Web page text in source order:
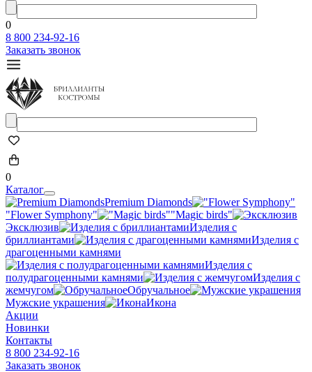
0
8 800 234-92-16
Заказать звонок
0
Каталог
Premium Diamonds
"Flower Symphony"
"Magic birds"
Эксклюзив
Изделия с
бриллиантами
Изделия с
драгоценными камнями
Изделия с
полудрагоценными камнями
Изделия с
жемчугом
Обручальное
Мужские украшения
Икона
Акции
Новинки
Контакты
8 800 234-92-16
Заказать звонок